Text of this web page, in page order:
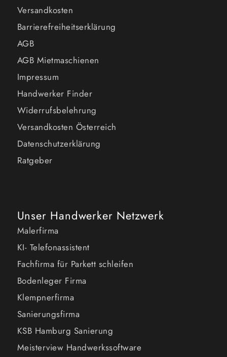
Versandkosten
Barrierefreiheitserklärung
AGB
AGB Mietmaschienen
Impressum
Handwerker Finder
Widerrufsbelehrung
Versandkosten Österreich
Datenschutzerklärung
Ratgeber
Unser Handwerker Netzwerk
Malerfirma
KI- Telefonassistent
Fachfirma für Parkett schleifen
Bodenleger Firma
Klempnerfirma
Sanierungsfirma
KSB Hamburg Sanierung
Meisterview Handwerkssoftware